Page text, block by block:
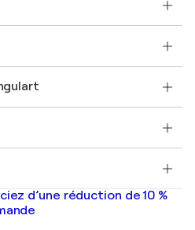
commercial
original
d’une réduction de 10 %